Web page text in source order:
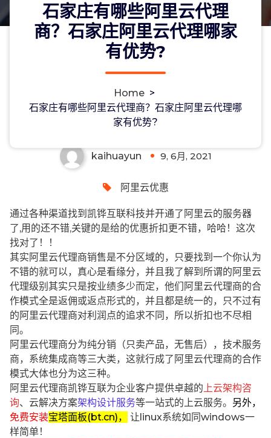
石家庄有哪些阿里云代理
商？石家庄阿里云代理哪家
有优势?
Home >
石家庄有哪些阿里云代理商？石家庄阿里云代理哪
家有优势?
里云代理哪家有优势?
kaihuayun 9, 6月, 2021
阿里云优惠
通过各种渠道找到凯铧互联科技并开通了阿里云的服务器
了,用的还不错,关键的是给的优惠折扣更不错，哈哈！这次
找对了！！
其实阿里云代理商销售是不分区域的，只要找到一个你认为
不错的就可以，真心是看缘分，并且我了解到所谓的阿里云
代理级别其实只是按业绩多少而定，他们阿里云代理商的合
作模式全是返佣或返点形式的，并且都是统一的，只不过有
的阿里云代理商对利润点的追求不同，所以折扣也不尽相
同。
阿里云代理商分为纯分销（只卖产品，无售后），技术服务
商，系统集成商等三大类，这就行成了阿里云代理商的合作
模式大体也分为这三种。
阿里云代理商凯铧互联为企业客户提供卓越的 上云架构咨
询、云解决方案架构设计服务等一站式的上云服务。 另外，
免费安装宝塔面板(bt.cn)，
让linux系统如同windows一
样简单！